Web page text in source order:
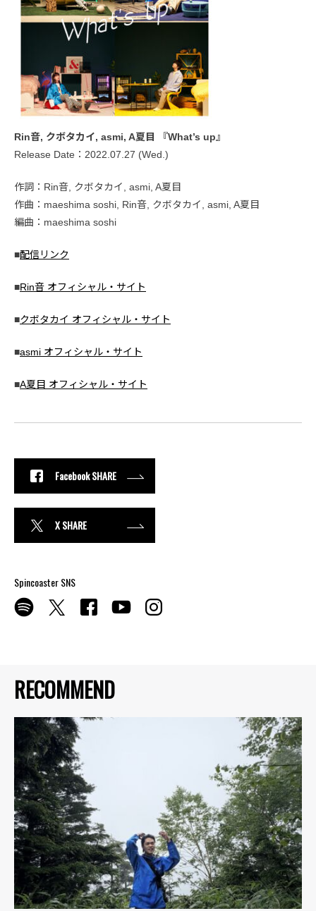
RECOMMEND
Rin音, クボタカイ, asmi, A夏目 『What’s up』
Release Date：2022.07.27 (Wed.)
作詞：Rin音, クボタカイ, asmi, A夏目
作曲：maeshima soshi, Rin音, クボタカイ, asmi, A夏目
編曲：maeshima soshi
■配信リンク
■Rin音 オフィシャル・サイト
■クボタカイ オフィシャル・サイト
■asmi オフィシャル・サイト
■A夏目 オフィシャル・サイト
Facebook SHARE
X SHARE
Spincoaster SNS